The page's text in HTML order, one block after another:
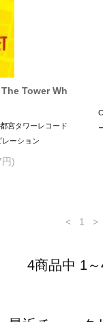
Tower Wh
宮タワーレコード
ーション
)
< 1 >
4商品中 1